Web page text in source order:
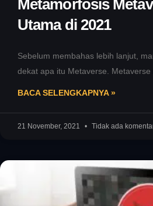
Metamorfosis
Utama di 2021
Sebelum membahas lebih lanjut,
dekat apa itu Metaverse.
BACA SELENGKAPNYA »
21 November, 2021 Tidak ada